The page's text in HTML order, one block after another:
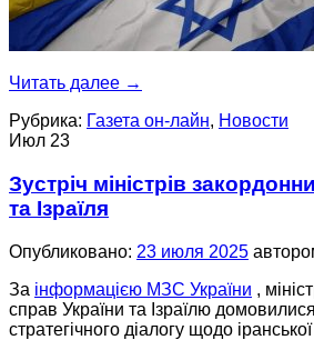
Читать далее →
Рубрика: Газета он-лайн, Новости
Июл 23
Зустріч міністрів
та Ізраїля
Опубликовано: 23 июля 2025
За інформацією МЗС України ,
справ України та Ізраїлю
стратегічного діалогу щодо